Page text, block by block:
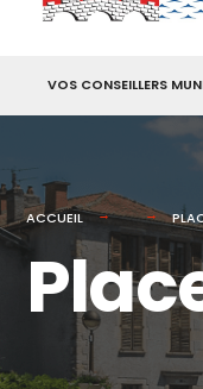
VOS CONSEILLERS
ACCUEIL